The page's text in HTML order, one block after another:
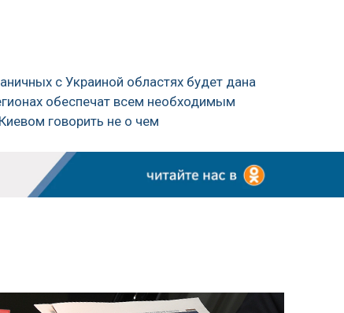
с Украиной областях будет дана
обеспечат всем необходимым
говорить не о чем